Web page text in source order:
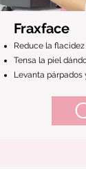
Fraxface
Reduce la
Tensa la piel
Levanta párpados